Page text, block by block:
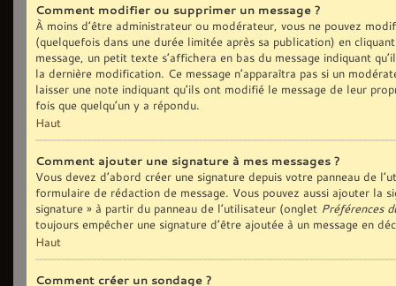
Comment modifier ou supprimer un message ?
À moins d’être administrateur ou modérateur, vous ne pouvez
(quelquefois dans une durée limitée après sa publication) en
message, un petit texte s’affichera en bas du message indiquant
la dernière modification. Ce message n’apparaîtra pas si un
laisser une note indiquant qu’ils ont modifié le message de leur
fois que quelqu’un y a répondu.
Haut
Comment ajouter une signature à mes messages ?
Vous devez d’abord créer une signature depuis votre panneau de
formulaire de rédaction de message. Vous pouvez aussi ajouter la
signature » à partir du panneau de l’utilisateur (onglet Préférences
toujours empêcher une signature d’être ajoutée à un message en
Haut
Comment créer un sondage ?